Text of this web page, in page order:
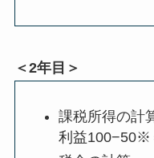
＜2年目＞
課税所得の計
利益100−50※